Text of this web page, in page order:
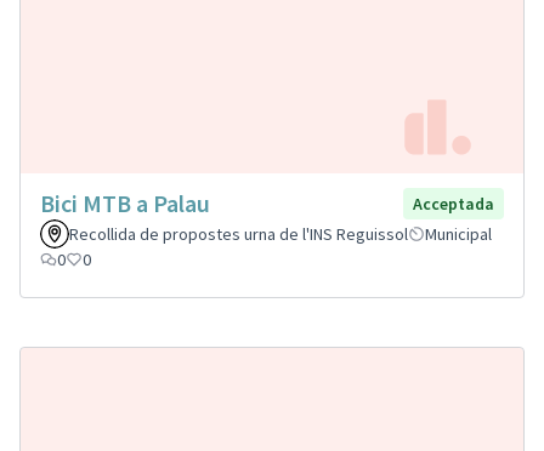
Bici MTB a Palau
Acceptada
Recollida de propostes urna de l'INS Reguissol
Municipal
0
0